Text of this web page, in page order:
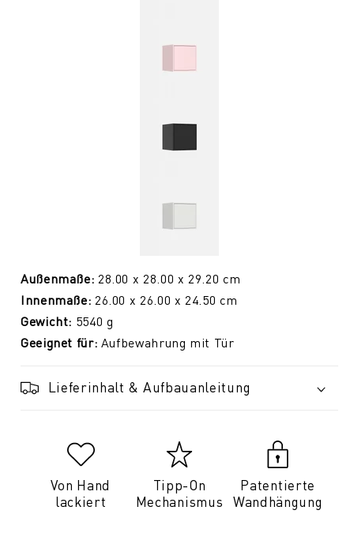
Außenmaße: 28.00 x 28.00 x 29.20 cm
Innenmaße: 26.00 x 26.00 x 24.50 cm
Gewicht: 5540 g
Geeignet für: Aufbewahrung mit Tür
Lieferinhalt & Aufbauanleitung
Von Hand
lackiert
Tipp-On
Mechanismus
Patentierte
Wandhängung